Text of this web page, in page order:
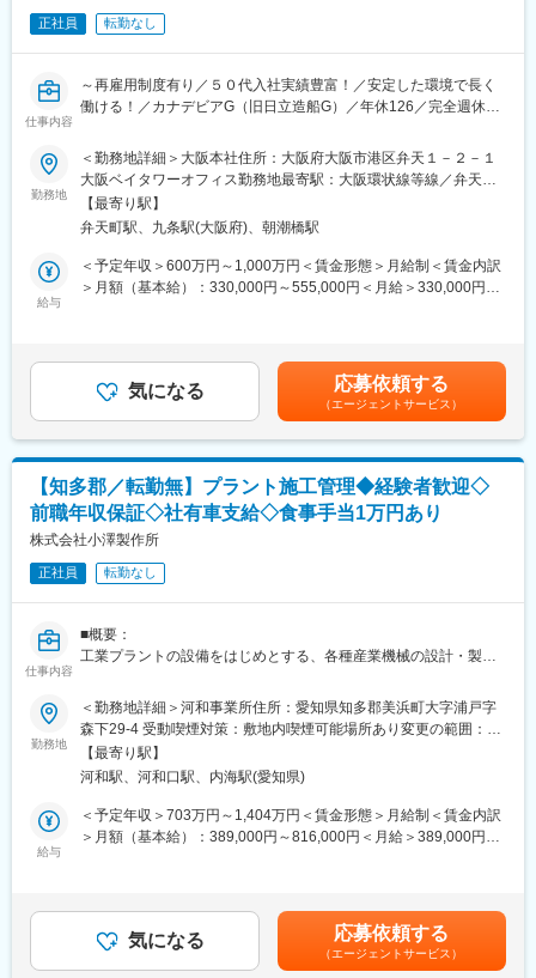
変更の範囲：会社の定める業務
正社員 転勤なし
仕事内容
～再雇用制度有り／５０代入社実績豊富！／安定した環境で長く
働ける！／カナデビアG（旧日立造船G）／年休126／完全週休2
＼この求人のポイント／
（1）５０代６０代活躍中！
当社では、５０代以上の社員が全体の５０%ほどを占めていま
す。５０代での中途入社実績も多数あり、これまでのご経験を活
かしながら年収を下げずに長く働いていける環境を探している方
にはぴったりの環境です。前職のご年収も加味してオファーいた
・東証プライム上場の親会社「カナデビア株式会社（旧商号：日
立造船）」と同じ就業規則・賃金規則を適用しているため、待
０～３５ｈ程のため、ワークライフバランスを整えることも可
能！
■業務内容
ごみ処理プラントの設計・建設からアフターサービス、メンテナ
ンス、運営維持管理まで一貫して担う当社にて、ごみ焼却施設
（清掃工場）の新設工事の土木・建築工事における下請けゼネコ
ンへの指導および施工管理をお任せします。（将来的な現場所長
候補となります。）
・ごみ焼却施設新設の元請工事にあたっての現地工事の監督業務
（工程、品質、安全等の管理）
・下請けのゼネコンに対する指導・助勢
・現場所長補佐業務
■働き方
・出張手当：日当6500円
（手当例：年間300日出張の場合、6500×300＝195万円が別途支
勤務地
＜勤務地詳細＞大阪本社住所：大阪府大阪市港区弁天１－２－１
大阪ベイタワーオフィス勤務地最寄駅：大阪環状線等線／弁天町
駅受動喫煙対策：屋内喫煙可能場所あり変更の範囲：会社の定め
る事業所
【最寄り駅】
弁天町駅、九条駅(大阪府)、朝潮橋駅
給与
＜予定年収＞600万円～1,000万円＜賃金形態＞月給制＜賃金内訳
＞月額（基本給）：330,000円～555,000円＜月給＞330,000円～
下する可能性があります。月給(月額)は固定手当を含めた表記で
す。
気になる 応募依頼する
（エージェントサービス）
【知多郡／転勤無】プラント施工管理◆経験者歓迎◇
前職年収保証◇社有車支給◇食事手当1万円あり
株式会社小澤製作所
正社員 転勤なし
仕事内容
■概要：
工業プラントの設備をはじめとする、各種産業機械の設計・製
理としてご活躍いただきます。
■業務詳細：
・依頼や仕様に基づいて機械・プラントの新設・メンテナンス工
事の施工管理（現場監督）をお任せします。お客様と工事進捗の
調整や報告を実施しながら協力会社従業員に設備設置や部品交換
の作業を指示し、工期の確認・調整を行います。
関する説得力も、信頼も増します。合わせて、「1分1秒でも早く
現場を稼働させたい！」という要望にどこまでお応えできるかを
勤務地
＜勤務地詳細＞河和事業所住所：愛知県知多郡美浜町大字浦戸字
森下29-4 受動喫煙対策：敷地内喫煙可能場所あり変更の範囲：会
社の定める事業所
【最寄り駅】
河和駅、河和口駅、内海駅(愛知県)
給与
＜予定年収＞703万円～1,404万円＜賃金形態＞月給制＜賃金内訳
＞月額（基本給）：389,000円～816,000円＜月給＞389,000円～
給>賃金はあくまでも目安の金額であり、選考を通じて上下する可
能性があります。月給(月額)は固定手当を含めた表記です。
気になる 応募依頼する
（エージェントサービス）